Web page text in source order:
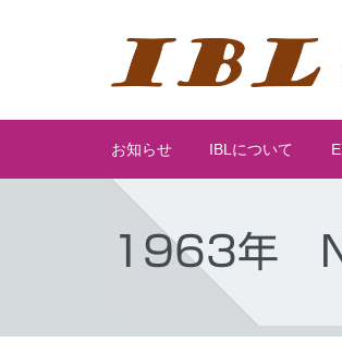
お知らせ IBLについて
1963年